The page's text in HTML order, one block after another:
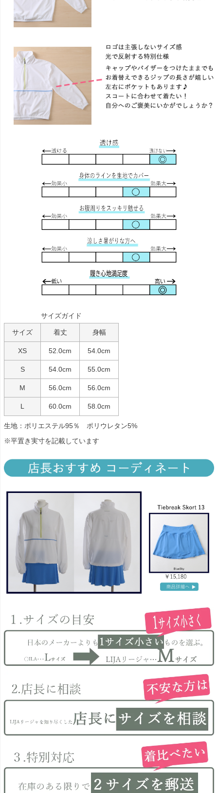
サイズガイド
サイズ 着丈 身幅
XS 52.0cm 54.0cm
S 54.0cm 55.0cm
M 56.0cm 56.0cm
L 60.0cm 58.0cm
生地：ポリエステル95％ ポリウレタン5%
※平置き実寸を記載しています